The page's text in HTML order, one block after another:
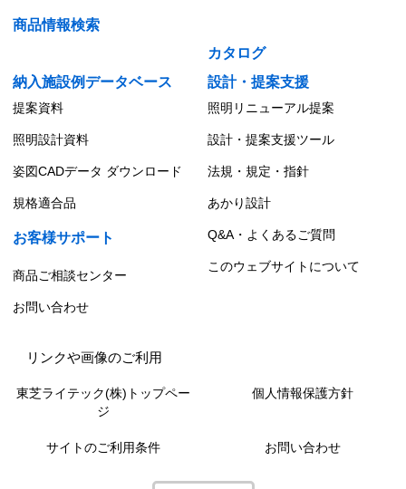
商品情報検索
カタログ
納入施設例データベース
設計・提案支援
提案資料 照明リニューアル提案
照明設計資料 設計・提案支援ツール
姿図CADデータ ダウンロード 法規・規定・指針
規格適合品 あかり設計
お客様サポート Q&A・よくあるご質問
商品ご相談センター
このウェブサイトについて
お問い合わせ
リンクや画像のご利用
東芝ライテック(株)トップペー
ジ
個人情報保護方針
サイトのご利用条件 お問い合わせ